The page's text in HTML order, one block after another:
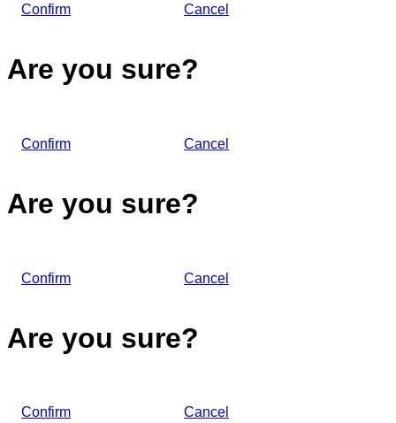
Confirm Cancel
Are you sure?
Confirm Cancel
Are you sure?
Confirm Cancel
Are you sure?
Confirm Cancel